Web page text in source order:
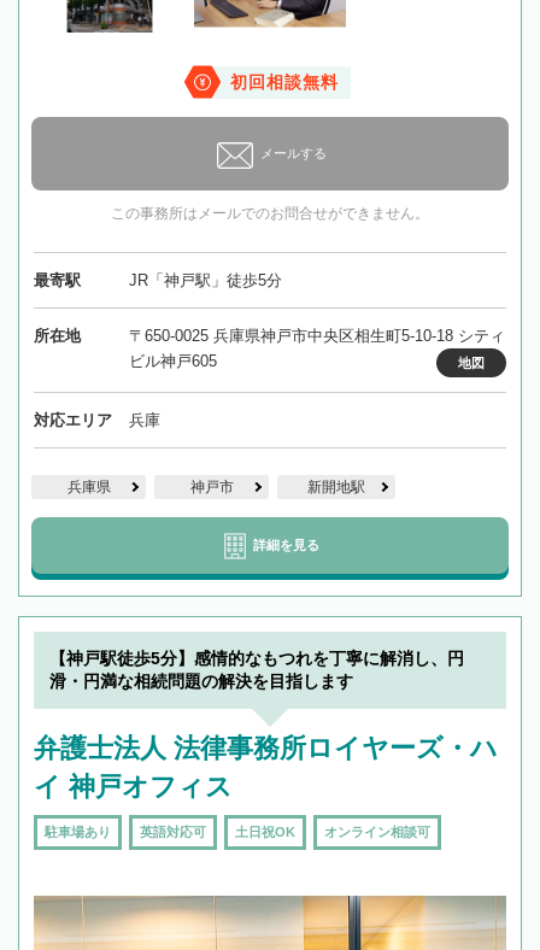
初回相談無料
メールする
この事務所はメールでのお問合せができません。
最寄駅 JR「神戸駅」徒歩5分
所在地
〒650-0025 兵庫県神戸市中央区相生町5-10-18 シティ
ビル神戸605
地図
対応エリア 兵庫
兵庫県 神戸市 新開地駅
詳細を見る
【神戸駅徒歩5分】感情的なもつれを丁寧に解消し、円
滑・円満な相続問題の解決を目指します
弁護士法人 法律事務所ロイヤーズ・ハ
イ 神戸オフィス
駐車場あり 英語対応可 土日祝OK オンライン相談可